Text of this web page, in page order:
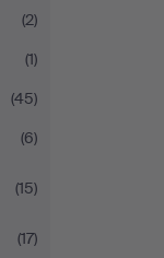
(2)
(1)
(45)
(6)
(15)
(17)